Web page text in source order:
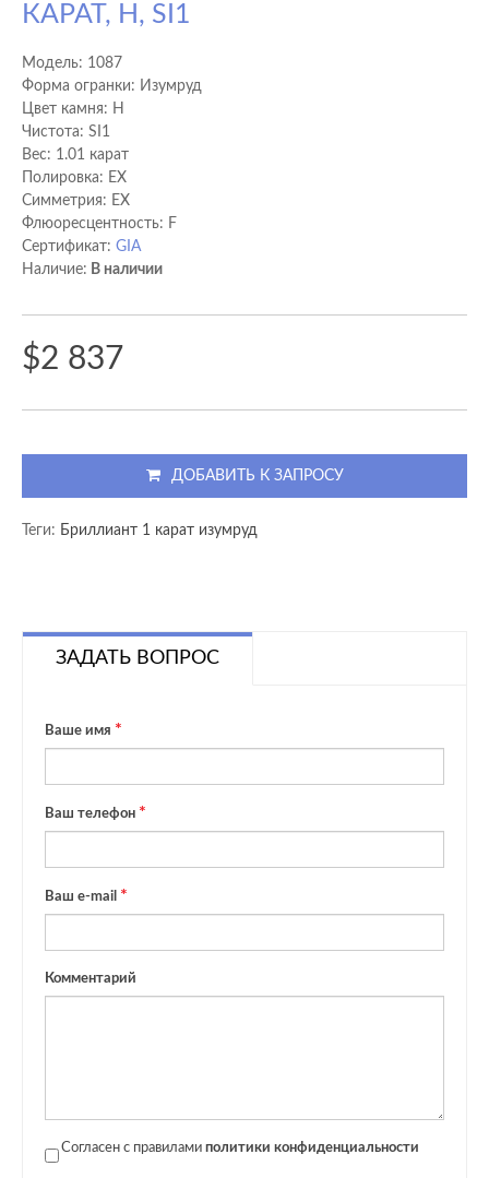
КАРАТ, H, SI1
Модель: 1087
Форма огранки: Изумруд
Цвет камня: H
Чистота: SI1
Вес: 1.01 карат
Полировка: EX
Cимметрия: EX
Флюоресцентность: F
Сертификат: GIA
Наличие: В наличии
$2 837
ДОБАВИТЬ К ЗАПРОСУ
Теги: Бриллиант 1 карат изумруд
ЗАДАТЬ ВОПРОС
Ваше имя
Ваш телефон
Ваш e-mail
Комментарий
Согласен с правилами политики конфиденциальности